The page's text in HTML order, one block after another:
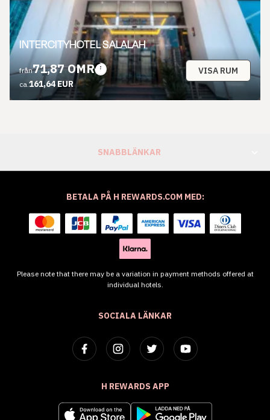
INTERCITYHOTEL SALALAH
från71,87 OMR
ca.161,64 EUR
VISA RUM
SNABBLÄNKAR
SOCIALA LÄNKAR
H REWARDS APP
BETALA PÅ H REWARDS.COM MED:
Please note that there may be a variation in payment methods offered at
individual hotels.